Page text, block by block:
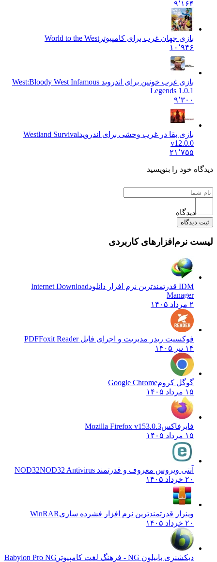
بازی جهان غرب برای کامپیوترWorld to the West
۱۰٬۹۴۶
بازی غرب خونین برای اندروید West: Bloody West Infamous
Legends 1.0.1
بازی بقا در غرب وحشی برای اندروید Westland Survival
v12.0.0
۲۱٬۷۵۵
خود را بنویسید
نرم‌افزارهای کاربردی
Internet Download
Manager
فوکسیت ریدر مدیریت و اجرای فایل PDFFoxit Reader
گوگل کروم Google Chrome
فایرفاکس Mozilla Firefox v153.0.3
آنتی ویروس معروف و قدرتمند NOD32NOD32 Antivirus
وینرار قدرتمندترین نرم افزار فشرده سازیWinRAR
دیکشنری بابیلون NG - فرهنگ لغت کامپیوتر
Babylon Pro NG